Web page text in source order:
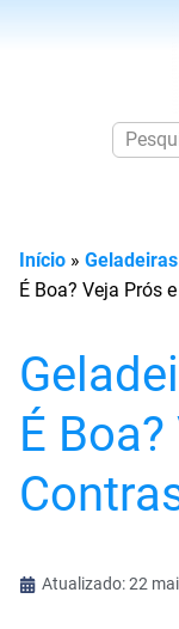
Início »
É Boa? Veja Prós
É
Atualizado: 22